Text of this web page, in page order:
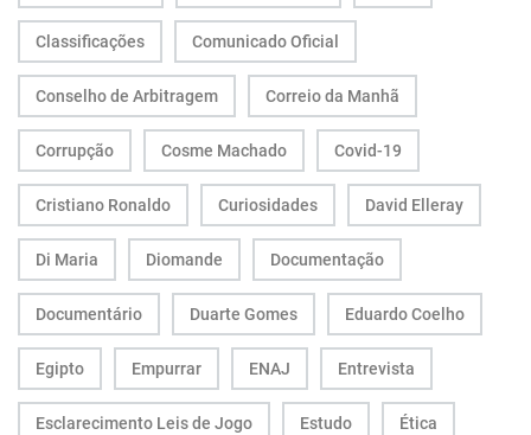
Classificações Comunicado Oficial
Conselho de Arbitragem Correio da Manhã
Corrupção Cosme Machado Covid-19
Cristiano Ronaldo Curiosidades David Elleray
Di Maria Diomande Documentação
Documentário Duarte Gomes Eduardo Coelho
Egipto Empurrar ENAJ Entrevista
Esclarecimento Leis de Jogo Estudo Ética